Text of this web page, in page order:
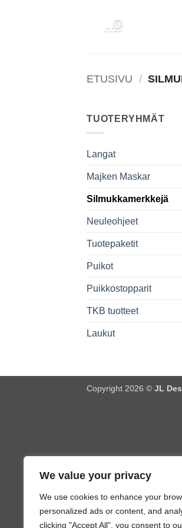
We value your privacy
We use cookies to enhance your
personalized ads or content, and
clicking "Accept All", you consent to
ETUSIVU /
TUOTERYHMÄT
Langat
Majken Maskar
Silmukkamerkkejä
Neuleohjeet
Tuotepaketit
Puikot
Puikkostopparit
TKB tuotteet
Laukut
Copyright 2026 © JL